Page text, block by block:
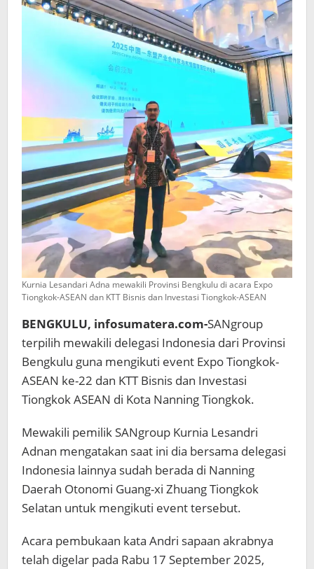
Tiongkok-
ASEAN
Kurnia Lesandari Adna mewakili Provinsi Bengkulu di acara Expo
Tiongkok-ASEAN dan KTT Bisnis dan Investasi Tiongkok-ASEAN
BENGKULU, infosumatera.com-SANgroup
terpilih mewakili delegasi Indonesia dari Provinsi
Bengkulu guna mengikuti event Expo Tiongkok-
ASEAN ke-22 dan KTT Bisnis dan Investasi
Tiongkok ASEAN di Kota Nanning Tiongkok.
Mewakili pemilik SANgroup Kurnia Lesandri
Adnan mengatakan saat ini dia bersama delegasi
Indonesia lainnya sudah berada di Nanning
Daerah Otonomi Guang-xi Zhuang Tiongkok
Selatan untuk mengikuti event tersebut.
Acara pembukaan kata Andri sapaan akrabnya
telah digelar pada Rabu 17 September 2025,